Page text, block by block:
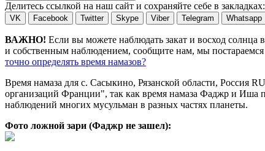
Делитесь ссылкой на наш сайт и сохраняйте себе в закладках:
VK Facebook Twitter Skype Viber Telegram Whatsapp
ВАЖНО! Если вы можете наблюдать закат и восход
и собственным наблюдением, сообщите нам, мы
точно определять время намазов?
Время намаза для с. Сасыкино, Рязанской области, Россия RU
организаций Франции", так как время намаза Фаджр и Иша
наблюдений многих мусульман в разных частях планеты.
Фото ложной зари (Фаджр не зашел):